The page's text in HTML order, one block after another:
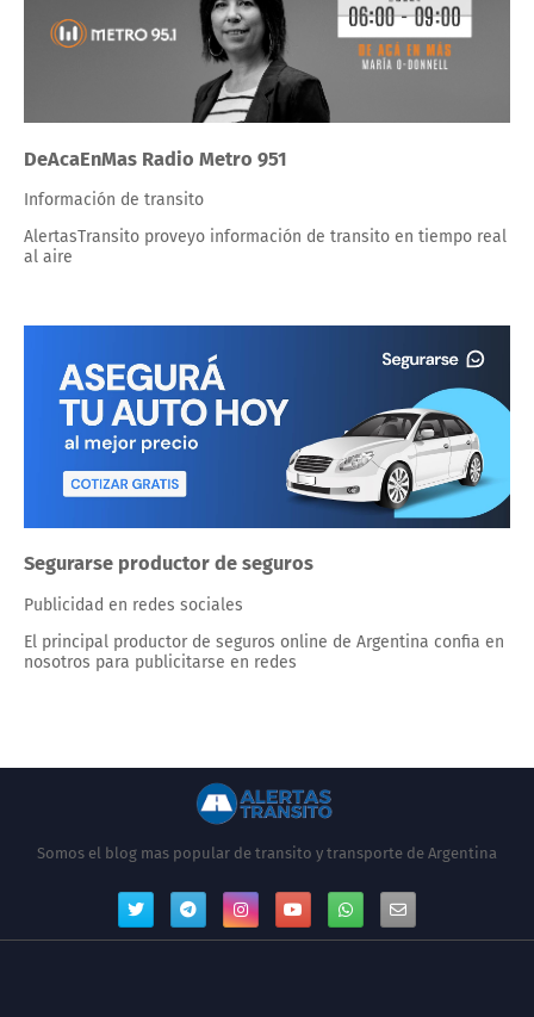
DeAcaEnMas Radio Metro 951
Información de transito
AlertasTransito proveyo información de transito en tiempo real
al aire
Segurarse productor de seguros
Publicidad en redes sociales
El principal productor de seguros online de Argentina confia en
nosotros para publicitarse en redes
Somos el blog mas popular de transito y transporte de Argentina